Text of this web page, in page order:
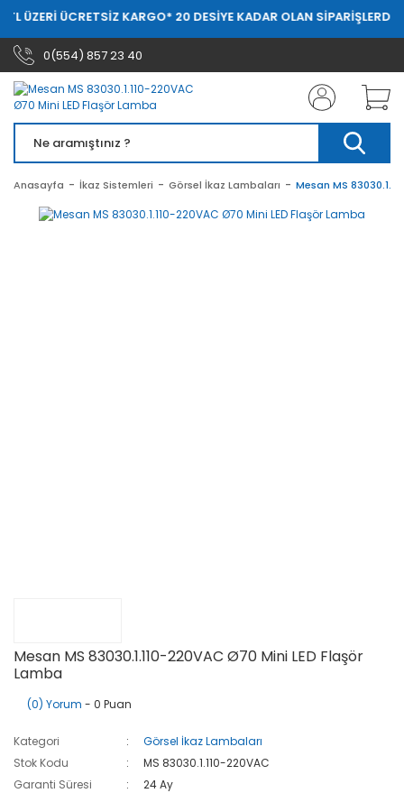
ÜZERİ ÜCRETSİZ KARGO* 20 DESİYE KADAR OLAN SİPARİŞLERDE
0(554) 857 23 40
Anasayfa İkaz Sistemleri Görsel İkaz Lambaları Mesan MS
Mesan MS 83030.1.110-220VAC Ø70 Mini LED Flaşör
Lamba
(0) Yorum - 0 Puan
Kategori
Görsel İkaz Lambaları
Stok Kodu
MS 83030.1.110-220VAC
Garanti Süresi
24 Ay